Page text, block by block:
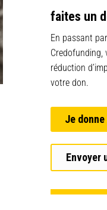
faites un
En passant
Credofunding,
réduction
votre don.
Je
Envoyer